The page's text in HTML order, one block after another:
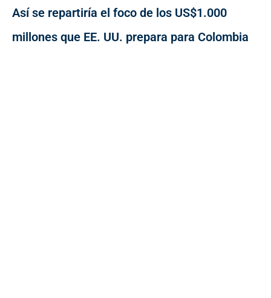
Así se repartiría el foco de los US$1.000
millones que EE. UU. prepara para Colombia